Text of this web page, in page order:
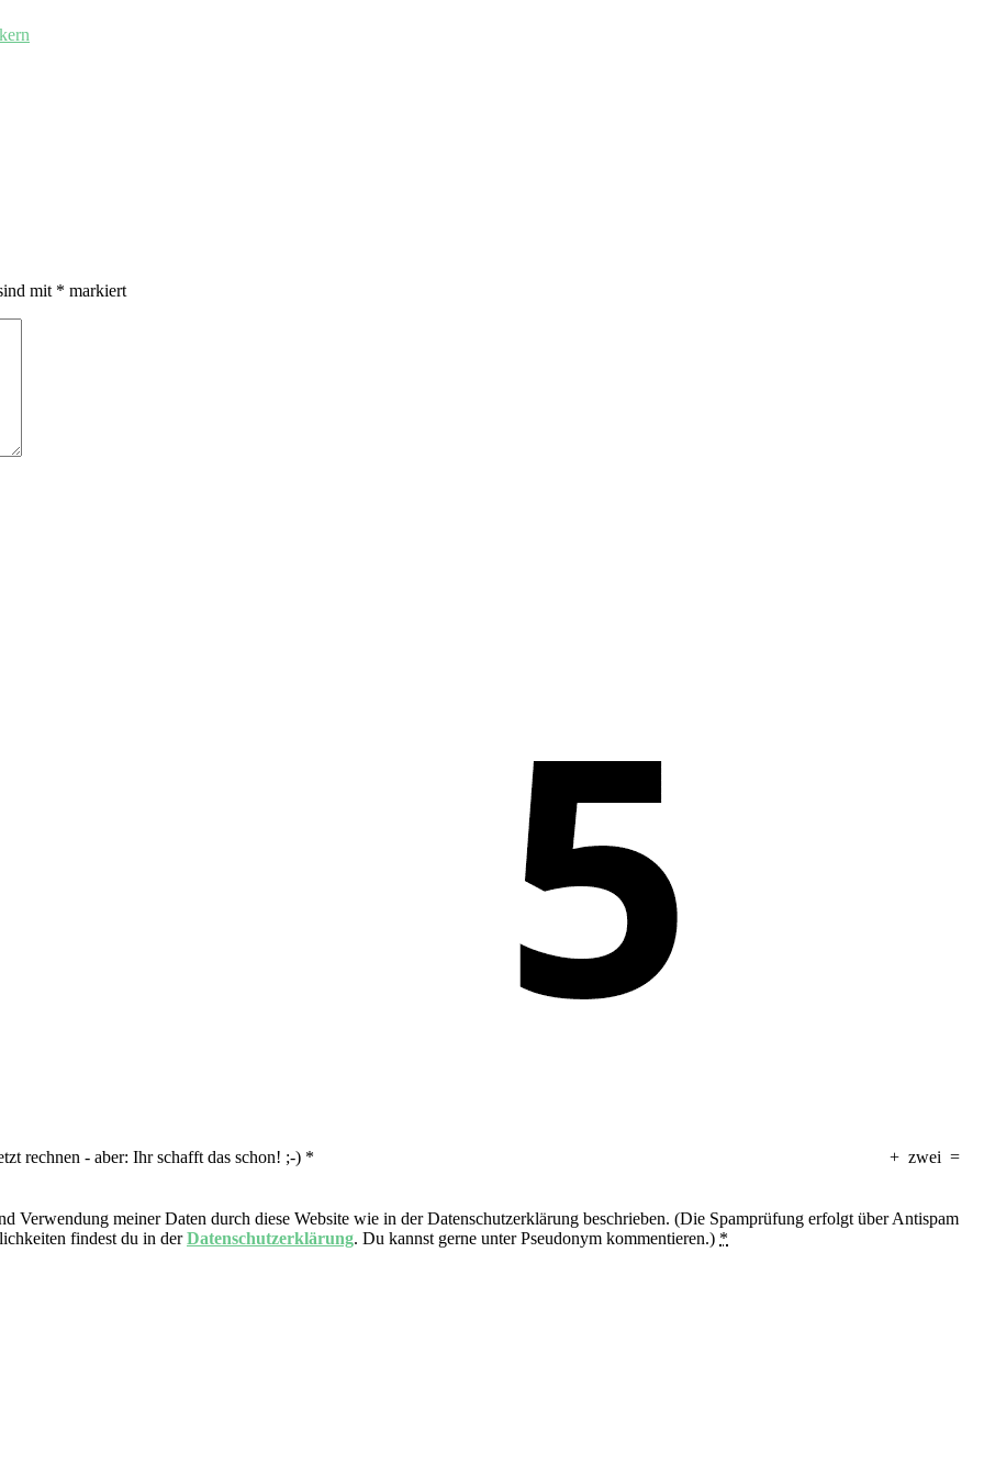
mit * markiert
rechnen - aber: Ihr schafft das schon! ;-) * + zwei =
Verwendung meiner Daten durch diese Website wie in der Datenschutzerklärung beschrieben. (Die Spamprüfung erfolgt über Antispam
findest du in derDatenschutzerklärung. Du kannst gerne unter Pseudonym kommentieren.) *